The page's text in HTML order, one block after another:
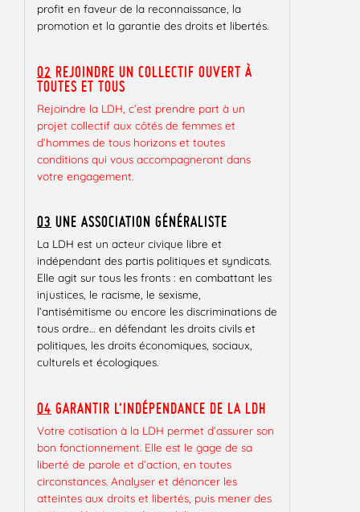
profit en faveur de la reconnaissance, la
promotion et la garantie des droits et libertés.
02 REJOINDRE UN COLLECTIF OUVERT À
TOUTES ET TOUS
Rejoindre la LDH, c’est prendre part à un
projet collectif aux côtés de femmes et
d’hommes de tous horizons et toutes
conditions qui vous accompagneront dans
votre engagement.
03 UNE ASSOCIATION GÉNÉRALISTE
La LDH est un acteur civique libre et
indépendant des partis politiques et syndicats.
Elle agit sur tous les fronts : en combattant les
injustices, le racisme, le sexisme,
l’antisémitisme ou encore les discriminations de
tous ordre… en défendant les droits civils et
politiques, les droits économiques, sociaux,
culturels et écologiques.
04 GARANTIR L’INDÉPENDANCE DE LA LDH
Votre cotisation à la LDH permet d’assurer son
bon fonctionnement. Elle est le gage de sa
liberté de parole et d’action, en toutes
circonstances. Analyser et dénoncer les
atteintes aux droits et libertés, puis mener des